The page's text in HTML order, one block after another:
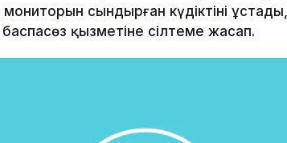
мониторын сындырған күдіктіні
баспасөз қызметіне сілтеме жасап.